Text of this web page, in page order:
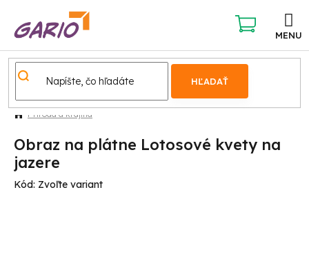
obsah
HĽADAŤ
NÁKUPNÝ
KOŠÍK
Príroda a krajina
Obraz na plátne Lotosové kvety na
jazere
Kód: Zvoľte variant